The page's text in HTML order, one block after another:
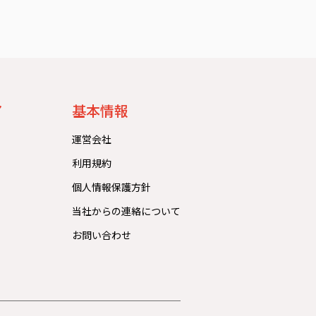
基本情報
運営会社
利用規約
個人情報保護方針
当社からの連絡について
お問い合わせ